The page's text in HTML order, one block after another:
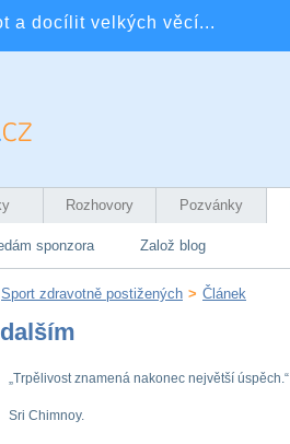
a docílit velkých věcí...
Rozhovory Pozvánky
sponzora Založ blog
Sport zdravotně postižených > Článek
„Trpělivost znamená nakonec největší úspěch.“
Sri Chimnoy.